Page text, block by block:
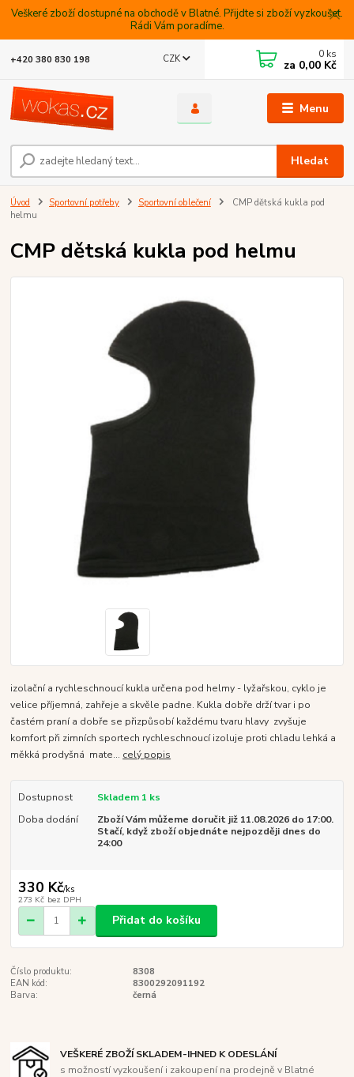
Veškeré zboží dostupné na obchodě v Blatné. Přijdte si zboží vyzkoušet.
Rádi Vám poradíme.
Menu
CZK
Hledat
+420 380 830 198 0 ks
za 0,00 Kč
Úvod Sportovní potřeby Sportovní oblečení
CMP dětská kukla pod
helmu
CMP dětská kukla pod helmu
izolační a rychleschnoucí kukla určena pod helmy - lyžařskou, cyklo je
velice příjemná, zahřeje a skvěle padne. Kukla dobře drží tvar i po
častém praní a dobře se přizpůsobí každému tvaru hlavy zvyšuje
komfort při zimních sportech rychleschnoucí izoluje proti chladu lehká a
měkká prodyšná mate... celý popis
Dostupnost
Skladem 1 ks
Doba dodání
Zboží Vám můžeme doručit již 11.08.2026 do 17:00.
Stačí, když zboží objednáte nejpozději dnes do
24:00
330 Kč/ks
273 Kč bez DPH
Přidat do košíku
Číslo produktu:
8308
EAN kód:
8300292091192
Barva:
černá
VEŠKERÉ ZBOŽÍ SKLADEM-IHNED K ODESLÁNÍ
s možností vyzkoušení i zakoupení na prodejně v Blatné